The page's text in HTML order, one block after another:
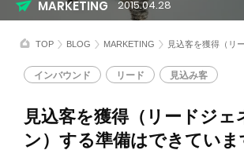
TOP BLOG MARKETING
見込客を獲得（リードジェ
ン）する準備はできていま
インバウンド リード 見込み客
MARKETING 2015.04.28